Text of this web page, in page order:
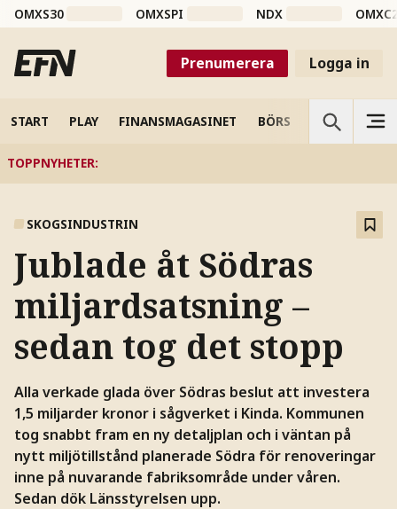
OMXS30 OMXSPI NDX
Prenumerera Logga in
START PLAY FINANSMAGASINET BÖRS VETENSKAP
TOPPNYHETER:
SKOGSINDUSTRIN
Jublade åt Södras
miljardsatsning –
sedan tog det stopp
Alla verkade glada över Södras beslut att investera
1,5 miljarder kronor i sågverket i Kinda. Kommunen
tog snabbt fram en ny detaljplan och i väntan på
nytt miljötillstånd planerade Södra för renoveringar
inne på nuvarande fabriksområde under våren.
Sedan dök Länsstyrelsen upp.